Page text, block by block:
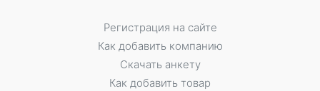
Регистрация на сайте
Как добавить компанию
Скачать анкету
Как добавить товар